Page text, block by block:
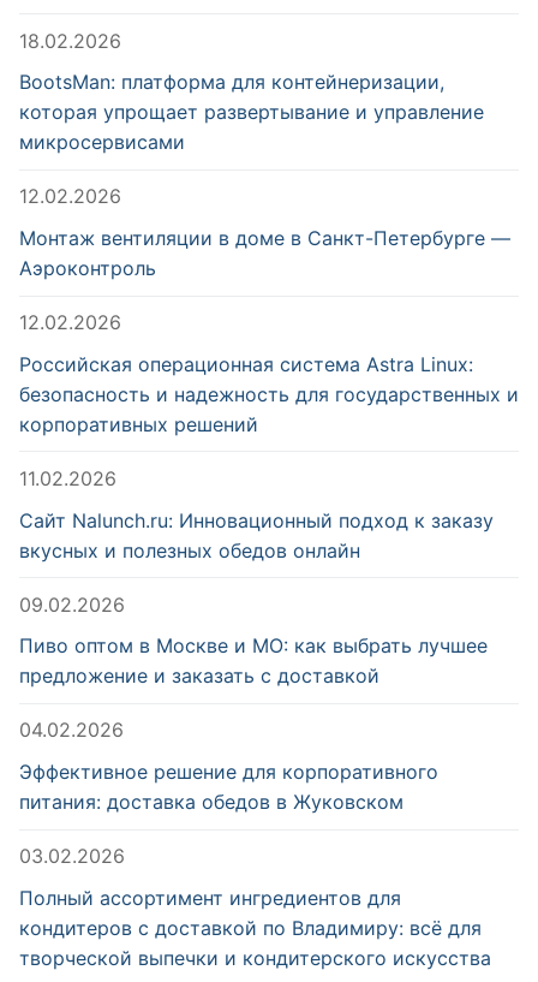
18.02.2026
BootsMan: платформа для контейнеризации,
которая упрощает развертывание и управление
микросервисами
12.02.2026
Монтаж вентиляции в доме в Санкт-Петербурге —
Аэроконтроль
12.02.2026
Российская операционная система Astra Linux:
безопасность и надежность для государственных и
корпоративных решений
11.02.2026
Сайт Nalunch.ru: Инновационный подход к заказу
вкусных и полезных обедов онлайн
09.02.2026
Пиво оптом в Москве и МО: как выбрать лучшее
предложение и заказать с доставкой
04.02.2026
Эффективное решение для корпоративного
питания: доставка обедов в Жуковском
03.02.2026
Полный ассортимент ингредиентов для
кондитеров с доставкой по Владимиру: всё для
творческой выпечки и кондитерского искусства